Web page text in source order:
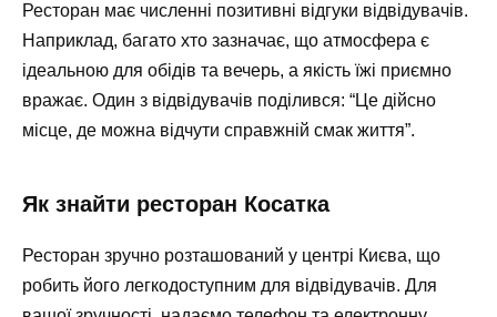
Ресторан має численні позитивні відгуки відвідувачів.
Наприклад, багато хто зазначає, що атмосфера є
ідеальною для обідів та вечерь, а якість їжі приємно
вражає. Один з відвідувачів поділився: “Це дійсно
місце, де можна відчути справжній смак життя”.
Як знайти ресторан Косатка
Ресторан зручно розташований у центрі Києва, що
робить його легкодоступним для відвідувачів. Для